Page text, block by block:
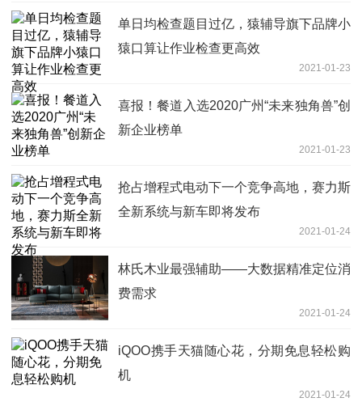
单日均检查题目过亿，猿辅导旗下品牌小
猿口算让作业检查更高效
2021-01-23
喜报！餐道入选2020广州“未来独角兽”创
新企业榜单
2021-01-23
抢占增程式电动下一个竞争高地，赛力斯
全新系统与新车即将发布
2021-01-24
林氏木业最强辅助——大数据精准定位消
费需求
2021-01-24
iQOO携手天猫随心花，分期免息轻松购
机
2021-01-24